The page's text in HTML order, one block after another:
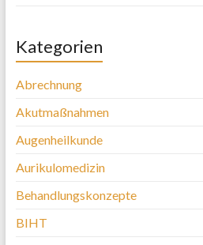
Kategorien
Abrechnung
Akutmaßnahmen
Augenheilkunde
Aurikulomedizin
Behandlungskonzepte
BIHT